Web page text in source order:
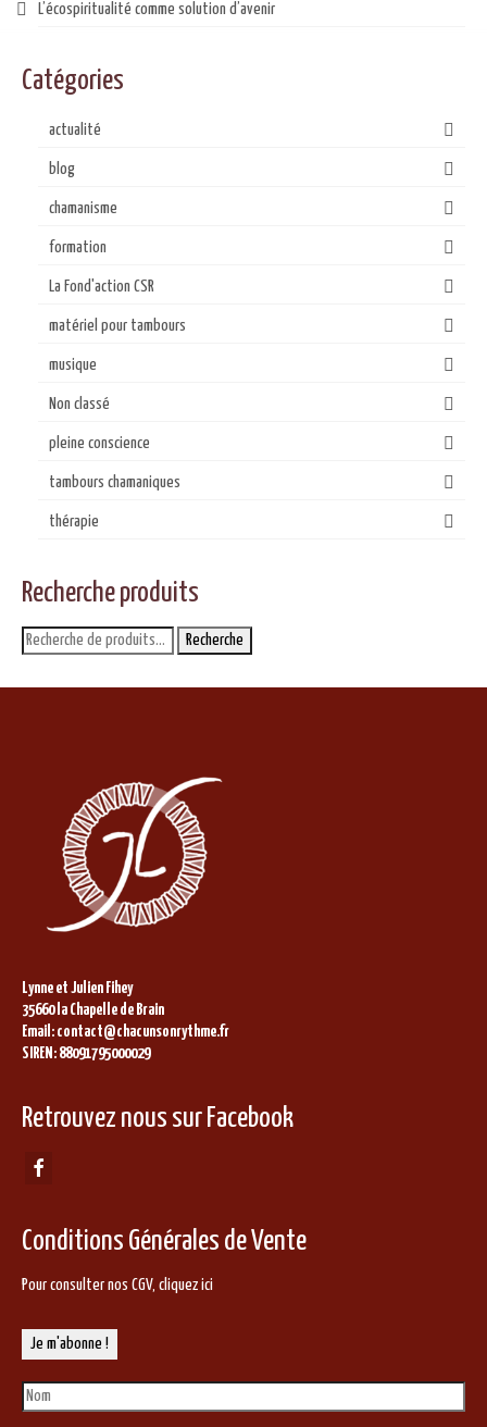
L’écospiritualité comme solution d’avenir
Catégories
actualité
blog
chamanisme
formation
La Fond'action CSR
matériel pour tambours
musique
Non classé
pleine conscience
tambours chamaniques
thérapie
Recherche produits
Recherche
pour :
Recherche
Lynne et Julien Fihey
35660 la Chapelle de Brain
Email: contact@chacunsonrythme.fr
SIREN: 88091795000029
Retrouvez nous sur Facebook
Conditions Générales de Vente
Pour consulter nos CGV, cliquez ici